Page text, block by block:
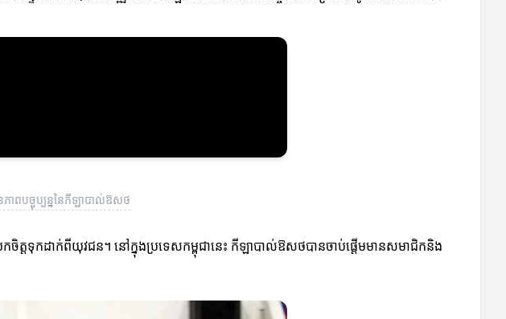
ាពបច្ចុប្បន្ននៃកីឡាបាល់ឱសថ
តទុកដាក់ពីយុវជន។ នៅក្នុងប្រទេសកម្ពុជានេះ កីឡាបាល់ឱសថបានចាប់ផ្តើមមានសមាជិកនិង